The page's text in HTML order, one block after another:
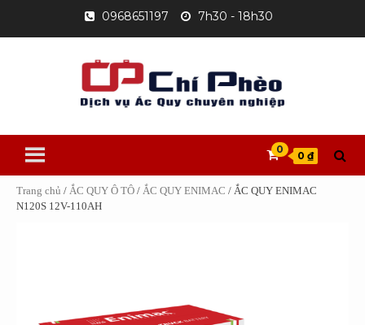
content
0968651197 7h30 - 18h30
0
0 ₫
Trang chủ / ẮC QUY Ô TÔ / ẮC QUY ENIMAC / ẮC QUY ENIMAC
N120S 12V-110AH